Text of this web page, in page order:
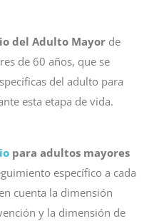
del Adulto Mayor de
de 60 años, que se
del adulto para
esta etapa de vida.
para adultos mayores
específico a cada
cuenta la dimensión
y la dimensión de